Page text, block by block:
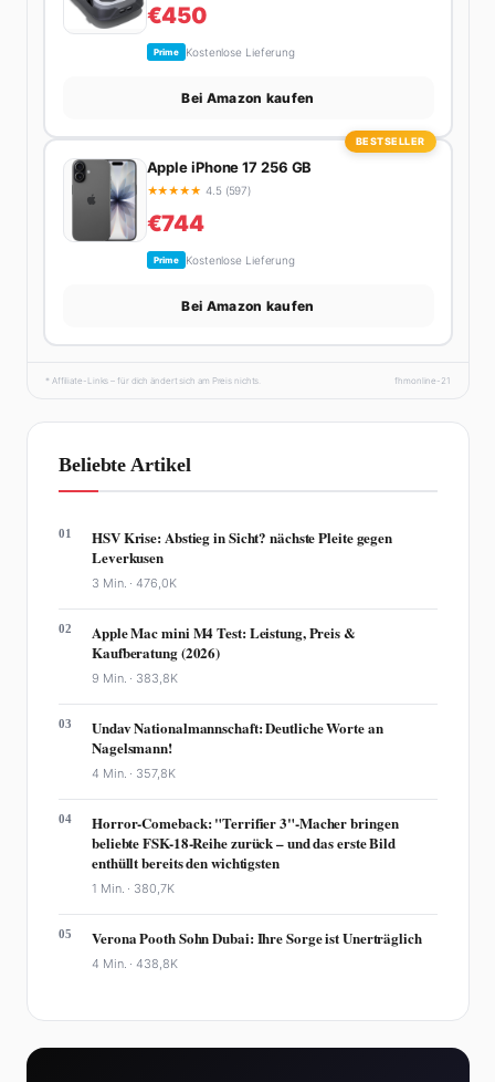
€450
Prime Kostenlose Lieferung
Bei Amazon kaufen
BESTSELLER
Apple iPhone 17 256 GB
★★★★★ 4.5 (597)
€744
Prime Kostenlose Lieferung
Bei Amazon kaufen
* Affiliate-Links – für dich ändert sich am Preis nichts. fhmonline-21
Beliebte Artikel
01
HSV Krise: Abstieg in Sicht? nächste Pleite gegen
Leverkusen
3 Min. ·476,0K
02
Apple Mac mini M4 Test: Leistung, Preis &
Kaufberatung (2026)
9 Min. · 383,8K
03
Undav Nationalmannschaft: Deutliche Worte an
Nagelsmann!
4 Min. · 357,8K
04
Horror-Comeback: "Terrifier 3"-Macher bringen
beliebte FSK-18-Reihe zurück – und das erste Bild
enthüllt bereits den wichtigsten
1 Min. · 380,7K
05 Verona Pooth Sohn Dubai: Ihre Sorge ist Unerträglich
4 Min. ·438,8K